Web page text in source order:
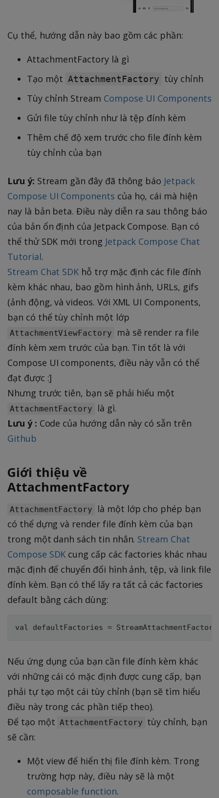
Cụ thể, hướng dẫn này bao gồm các phần:
AttachmentFactory là gì
Tạo một AttachmentFactory tùy chỉnh
Tùy chỉnh Stream Compose UI Components
Gửi file tùy chỉnh như là tệp đính kèm
Thêm chế độ xem trước cho file đính kèm
tùy chỉnh của bạn
Lưu ý: Stream gần đây đã thông báo Jetpack
Compose UI Components của họ, cái mà hiện
nay là bản beta. Điều này diễn ra sau thông báo
của bản ổn định của Jetpack Compose. Bạn có
thể thử SDK mới trong Jetpack Compose Chat
Tutorial.
Stream Chat SDK hỗ trợ mặc định các file đính
kèm khác nhau, bao gồm hình ảnh, URLs, gifs
(ảnh động, và videos. Với XML UI Components,
bạn có thể tùy chỉnh một lớp
AttachmentViewFactory
mà sẽ render ra file
đính kèm xem trước của bạn. Tin tốt là với
Compose UI components, điều này vẫn có thể
đạt được :]
Nhưng trước tiên, bạn sẽ phải hiểu một
AttachmentFactory
là gì.
Lưu ý : Code của hướng dẫn này có sẵn trên
Github
Giới thiệu về
AttachmentFactory
AttachmentFactory
là một lớp cho phép bạn
có thể dựng và render file đính kèm của bạn
trong một danh sách tin nhắn. Stream Chat
Compose SDK cung cấp các factories khác nhau
mặc định để chuyển đổi hình ảnh, tệp, và link file
đính kèm. Bạn có thể lấy ra tất cả các factories
default bằng cách dùng:
Nếu ứng dụng của bạn cần file đính kèm khác
với những cái có mặc định được cung cấp, bạn
phải tự tạo một cái tùy chỉnh (bạn sẽ tìm hiểu
điều này trong các phần tiếp theo).
Để tạo một AttachmentFactory tùy chỉnh, bạn
sẽ cần:
Một view để hiển thị file đính kèm. Trong
trường hợp này, điều này sẽ là một
composable function.